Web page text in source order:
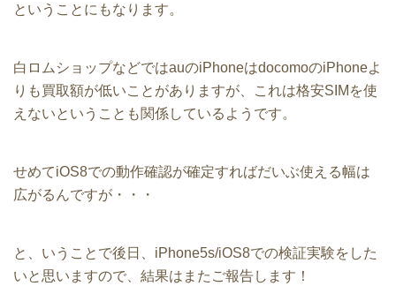
ということにもなります。
白ロムショップなどではauのiPhoneはdocomoのiPhoneよ
りも買取額が低いことがありますが、これは格安SIMを使
えないということも関係しているようです。
せめてiOS8での動作確認が確定すればだいぶ使える幅は
広がるんですが・・・
と、いうことで後日、iPhone5s/iOS8での検証実験をした
いと思いますので、結果はまたご報告します！